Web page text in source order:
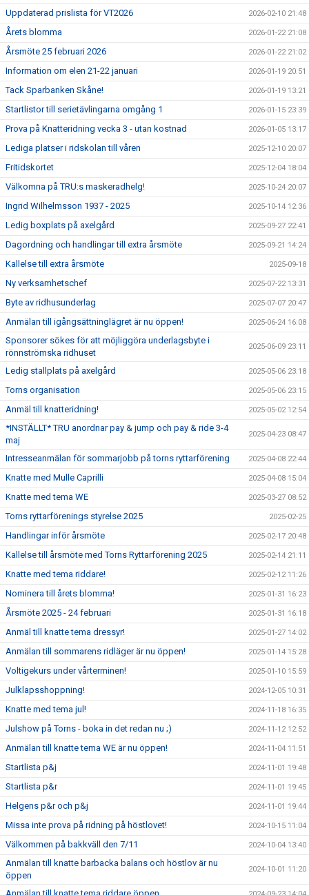
Uppdaterad prislista för VT2026 2026-02-10 21:48
Årets blomma 2026-01-22 21:08
Årsmöte 25 februari 2026 2026-01-22 21:02
Information om elen 21-22 januari 2026-01-19 20:51
Tack Sparbanken Skåne! 2026-01-19 13:21
Startlistor till serietävlingarna omgång 1 2026-01-15 23:39
Prova på Knatteridning vecka 3 - utan kostnad 2026-01-05 13:17
Lediga platser i ridskolan till våren 2025-12-10 20:07
Fritidskortet 2025-12-04 18:04
Välkomna på TRU:s maskeradhelg! 2025-10-24 20:07
Ingrid Wilhelmsson 1937 - 2025 2025-10-14 12:36
Ledig boxplats på axelgård 2025-09-27 22:41
Dagordning och handlingar till extra årsmöte 2025-09-21 14:24
Kallelse till extra årsmöte 2025-09-18
Ny verksamhetschef 2025-07-22 13:31
Byte av ridhusunderlag 2025-07-07 20:47
Anmälan till igångsättninglägret är nu öppen! 2025-06-24 16:08
Sponsorer sökes för att möjliggöra underlagsbyte i
rönnströmska ridhuset
2025-06-09 23:11
Ledig stallplats på axelgård 2025-05-06 23:18
Torns organisation 2025-05-06 23:15
Anmäl till knatteridning! 2025-05-02 12:54
*INSTÄLLT* TRU anordnar pay & jump och pay & ride 3-4
maj
2025-04-23 08:47
Intresseanmälan för sommarjobb på torns ryttarförening 2025-04-08 22:44
Knatte med Mulle Caprilli 2025-04-08 15:04
Knatte med tema WE 2025-03-27 08:52
Torns ryttarförenings styrelse 2025 2025-02-25
Handlingar inför årsmöte 2025-02-17 20:48
Kallelse till årsmöte med Torns Ryttarförening 2025 2025-02-14 21:11
Knatte med tema riddare! 2025-02-12 11:26
Nominera till årets blomma! 2025-01-31 16:23
Årsmöte 2025 - 24 februari 2025-01-31 16:18
Anmäl till knatte tema dressyr! 2025-01-27 14:02
Anmälan till sommarens ridläger är nu öppen! 2025-01-14 15:28
Voltigekurs under vårterminen! 2025-01-10 15:59
Julklapsshoppning! 2024-12-05 10:31
Knatte med tema jul! 2024-11-18 16:35
Julshow på Torns - boka in det redan nu ;) 2024-11-12 12:52
Anmälan till knatte tema WE är nu öppen! 2024-11-04 11:51
Startlista p&j 2024-11-01 19:48
Startlista p&r 2024-11-01 19:45
Helgens p&r och p&j 2024-11-01 19:44
Missa inte prova på ridning på höstlovet! 2024-10-15 11:04
Välkommen på bakkväll den 7/11 2024-10-04 13:40
Anmälan till knatte barbacka balans och höstlov är nu
öppen
2024-10-01 11:20